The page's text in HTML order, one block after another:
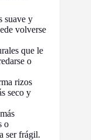
suave y
volverse
que le
o
rizos
seco y
o
ser frágil.